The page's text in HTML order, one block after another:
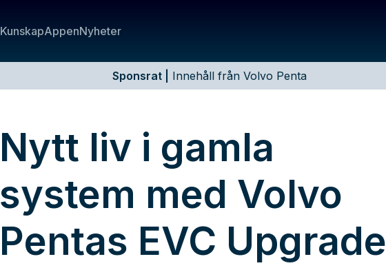
KunskapAppenNyheter
Sponsrat Innehåll från Volvo Penta
Nytt liv i gamla
system med Volvo
Pentas EVC Upgrade